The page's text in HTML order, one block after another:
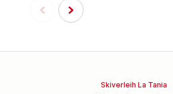
Skiverleih La Tania